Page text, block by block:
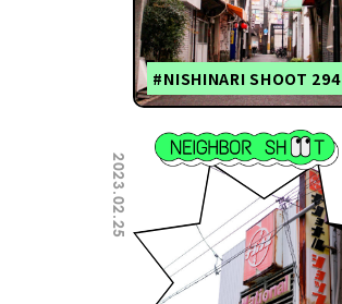
#NISHINARI SHOOT 294
2023.02.25